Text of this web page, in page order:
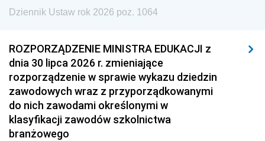
Dziennik Ustaw rok 2026 poz. 1064
ROZPORZĄDZENIE MINISTRA EDUKACJI z
dnia 30 lipca 2026 r. zmieniające
rozporządzenie w sprawie wykazu dziedzin
zawodowych wraz z przyporządkowanymi
do nich zawodami określonymi w
klasyfikacji zawodów szkolnictwa
branżowego